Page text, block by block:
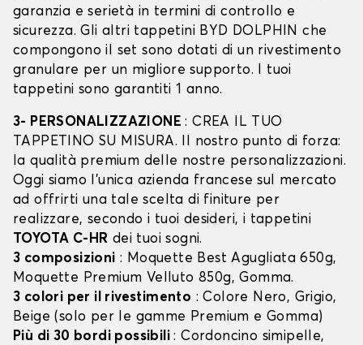
garanzia e serietà in termini di controllo e
sicurezza. Gli altri tappetini BYD DOLPHIN che
compongono il set sono dotati di un rivestimento
granulare per un migliore supporto. I tuoi
tappetini sono garantiti 1 anno.
3- PERSONALIZZAZIONE: CREA IL TUO
TAPPETINO SU MISURA. Il nostro punto di forza:
la qualità premium delle nostre personalizzazioni.
Oggi siamo l’unica azienda francese sul mercato
ad offrirti una tale scelta di finiture per
realizzare, secondo i tuoi desideri, i tappetini
TOYOTA C-HR dei tuoi sogni.
3 composizioni : Moquette Best Agugliata 650g,
Moquette Premium Velluto 850g, Gomma.
3 colori per il rivestimento : Colore Nero, Grigio,
Beige (solo per le gamme Premium e Gomma)
Più di 30 bordi possibili: Cordoncino simipelle,